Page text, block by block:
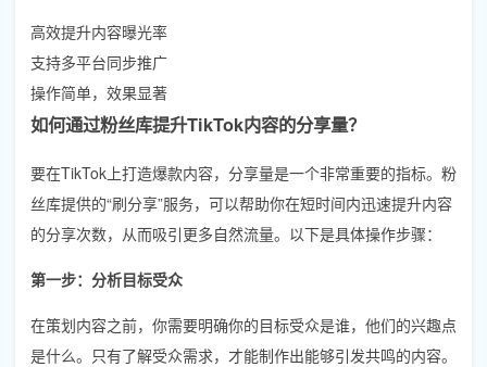
高效提升内容曝光率
支持多平台同步推广
操作简单，效果显著
如何通过粉丝库提升TikTok内容的分享量？
要在TikTok上打造爆款内容，分享量是一个非常重要的指标。粉
丝库提供的“刷分享”服务，可以帮助你在短时间内迅速提升内容
的分享次数，从而吸引更多自然流量。以下是具体操作步骤：
第一步：分析目标受众
在策划内容之前，你需要明确你的目标受众是谁，他们的兴趣点
是什么。只有了解受众需求，才能制作出能够引发共鸣的内容。